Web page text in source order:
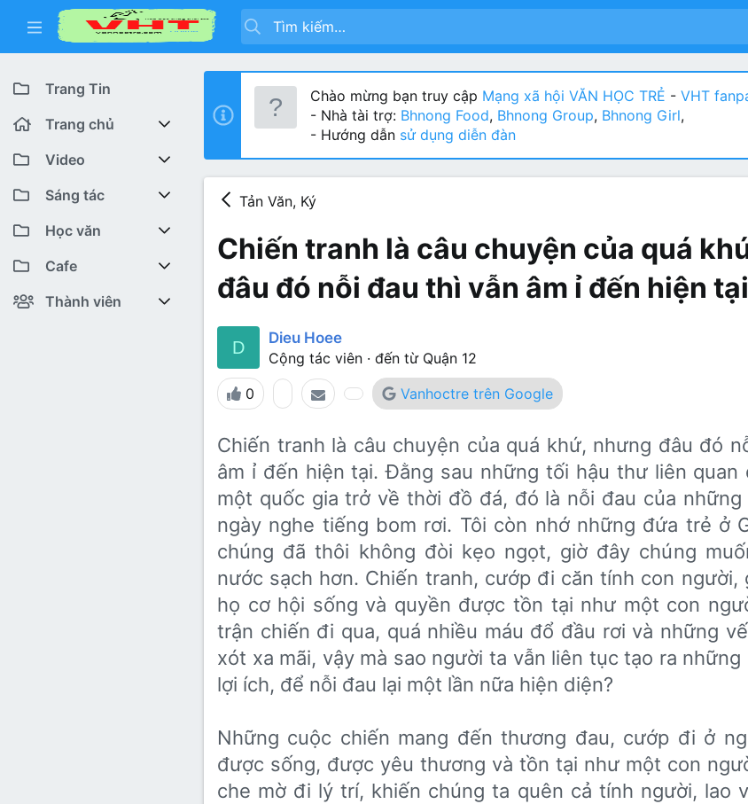
Trang Tin
Trang chủ
Diễn đàn
Bài viết mới
Có gì mới
Featured content
Bài viết mới
Video
Youtube VHT News
Youtube VHT
Tiktok
Sáng tác
Cuộc thi viết
Trại sáng tác
Liên hệ BTC
Học văn
Lớp 12
Lớp 11
Cafe
Cafe Văn chương
Thành viên
Chào mừng bạn truy cập Mạng xã hội VĂN HỌC TRẺ - VHT
- Nhà tài trợ: Bhnong Food, Bhnong Group, Bhnong Girl,
- Hướng dẫn sử dụng diễn đàn
Tản Văn, Ký
Chiến tranh là câu chuyện của quá
đâu đó nỗi đau thì vẫn âm ỉ đến hiện tại
D
Dieu Hoee
Cộng tác viên · đến từ Quận 12
0 Vanhoctre trên Google
Chiến tranh là câu chuyện của quá khứ, nhưng đâu đó
âm ỉ đến hiện tại. Đằng sau những tối hậu thư liên quan
một quốc gia trở về thời đồ đá, đó là nỗi đau của
ngày nghe tiếng bom rơi. Tôi còn nhớ những đứa trẻ ở
chúng đã thôi không đòi kẹo ngọt, giờ đây chúng
nước sạch hơn. Chiến tranh, cướp đi căn tính con người,
họ cơ hội sống và quyền được tồn tại như một con
trận chiến đi qua, quá nhiều máu đổ đầu rơi và những
xót xa mãi, vậy mà sao người ta vẫn liên tục tạo ra
lợi ích, để nỗi đau lại một lần nữa hiện diện?
Những cuộc chiến mang đến thương đau, cướp đi ở
được sống, được yêu thương và tồn tại như một con
che mờ đi lý trí, khiến chúng ta quên cả tính người, lao